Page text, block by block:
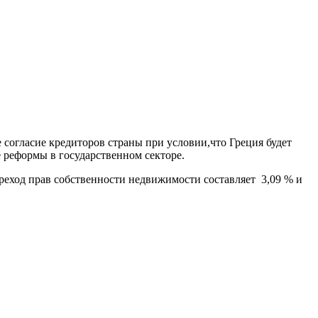
кредиторов страны при условии,что Греция будет
в государственном секторе.
прав собственности недвижимости составляет 3,09 % и